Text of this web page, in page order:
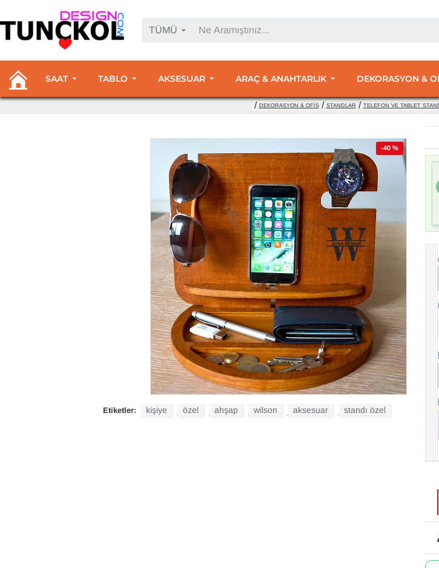
TÜMÜ
SAAT TABLO AKSESUAR ARAÇ & ANAHTARLIK DEKORASYON &
DEKORASYON & OFİS STANDLAR TELEFON VE TABLET
-40 %
Etiketler: kişiye , özel , ahşap , wilson , aksesuar , standı özel